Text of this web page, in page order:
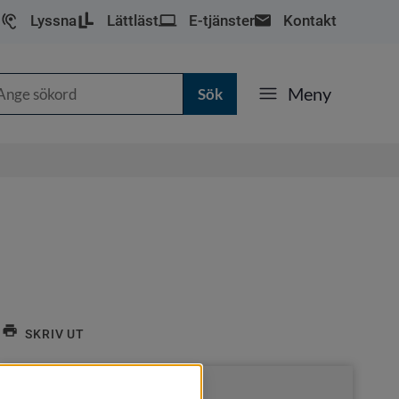
Lyssna Lättläst E-tjänster Kontakt
Meny
SKRIV UT